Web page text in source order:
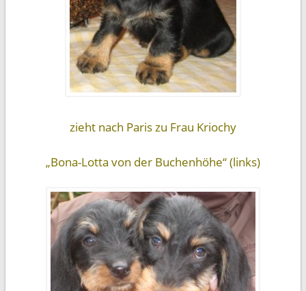
zieht nach Paris zu Frau Kriochy
„Bona-Lotta von der Buchenhöhe“ (links)